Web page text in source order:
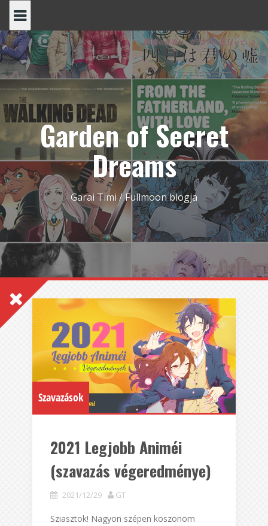
content
Garden of Secret
Dreams
Garai Timi / Fullmoon blogja
Szavazások
2021 Legjobb Animéi
(szavazás végeredménye)
2021/12/29 GT
Sziasztok! Nagyon szépen köszönöm